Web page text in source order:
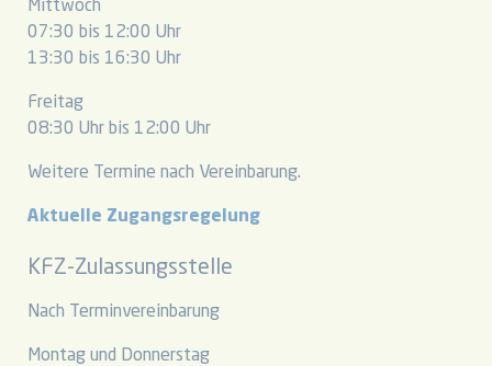
Mittwoch
07:30 bis 12:00 Uhr
13:30 bis 16:30 Uhr
Freitag
08:30 Uhr bis 12:00 Uhr
Weitere Termine nach Vereinbarung.
Aktuelle Zugangsregelung
KFZ-Zulassungsstelle
Nach Terminvereinbarung
Montag und Donnerstag